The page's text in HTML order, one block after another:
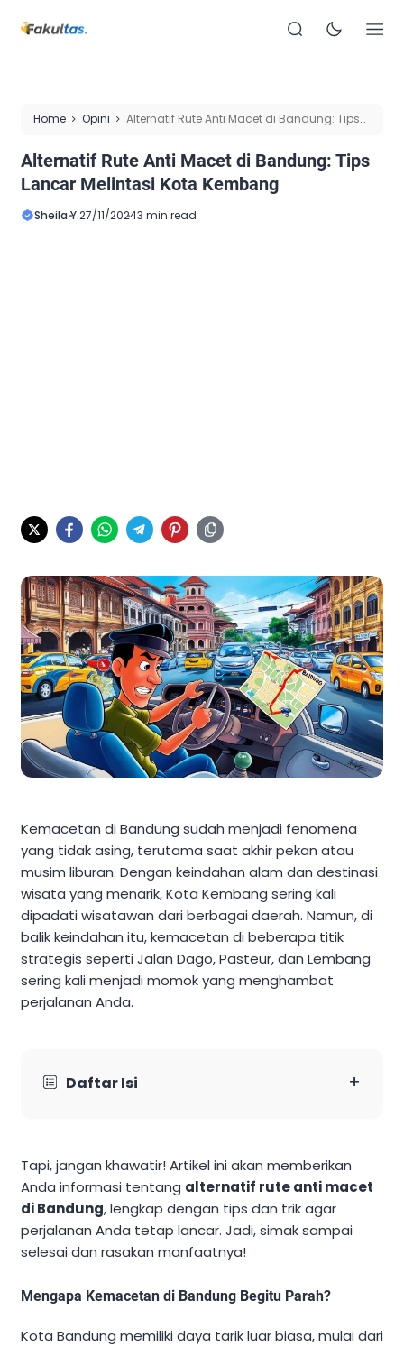
Home Opini
Alternatif Rute Anti Macet di Bandung: Tips
Alternatif Rute Anti Macet di Bandung: Tips
Lancar Melintasi Kota Kembang
Sheila Y.27/11/20243 min read
Kemacetan di Bandung sudah menjadi fenomena
yang tidak asing, terutama saat akhir pekan atau
musim liburan. Dengan keindahan alam dan destinasi
wisata yang menarik, Kota Kembang sering kali
dipadati wisatawan dari berbagai daerah. Namun, di
balik keindahan itu, kemacetan di beberapa titik
strategis seperti Jalan Dago, Pasteur, dan Lembang
sering kali menjadi momok yang menghambat
perjalanan Anda.
Daftar Isi +
Tapi, jangan khawatir! Artikel ini akan memberikan
Anda informasi tentang alternatif rute anti macet
di Bandung, lengkap dengan tips dan trik agar
perjalanan Anda tetap lancar. Jadi, simak sampai
selesai dan rasakan manfaatnya!
Mengapa Kemacetan di Bandung Begitu Parah?
Kota Bandung memiliki daya tarik luar biasa, mulai dari